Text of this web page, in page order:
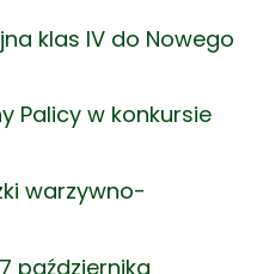
klas IV do Nowego
Palicy w konkursie
warzywno-
października